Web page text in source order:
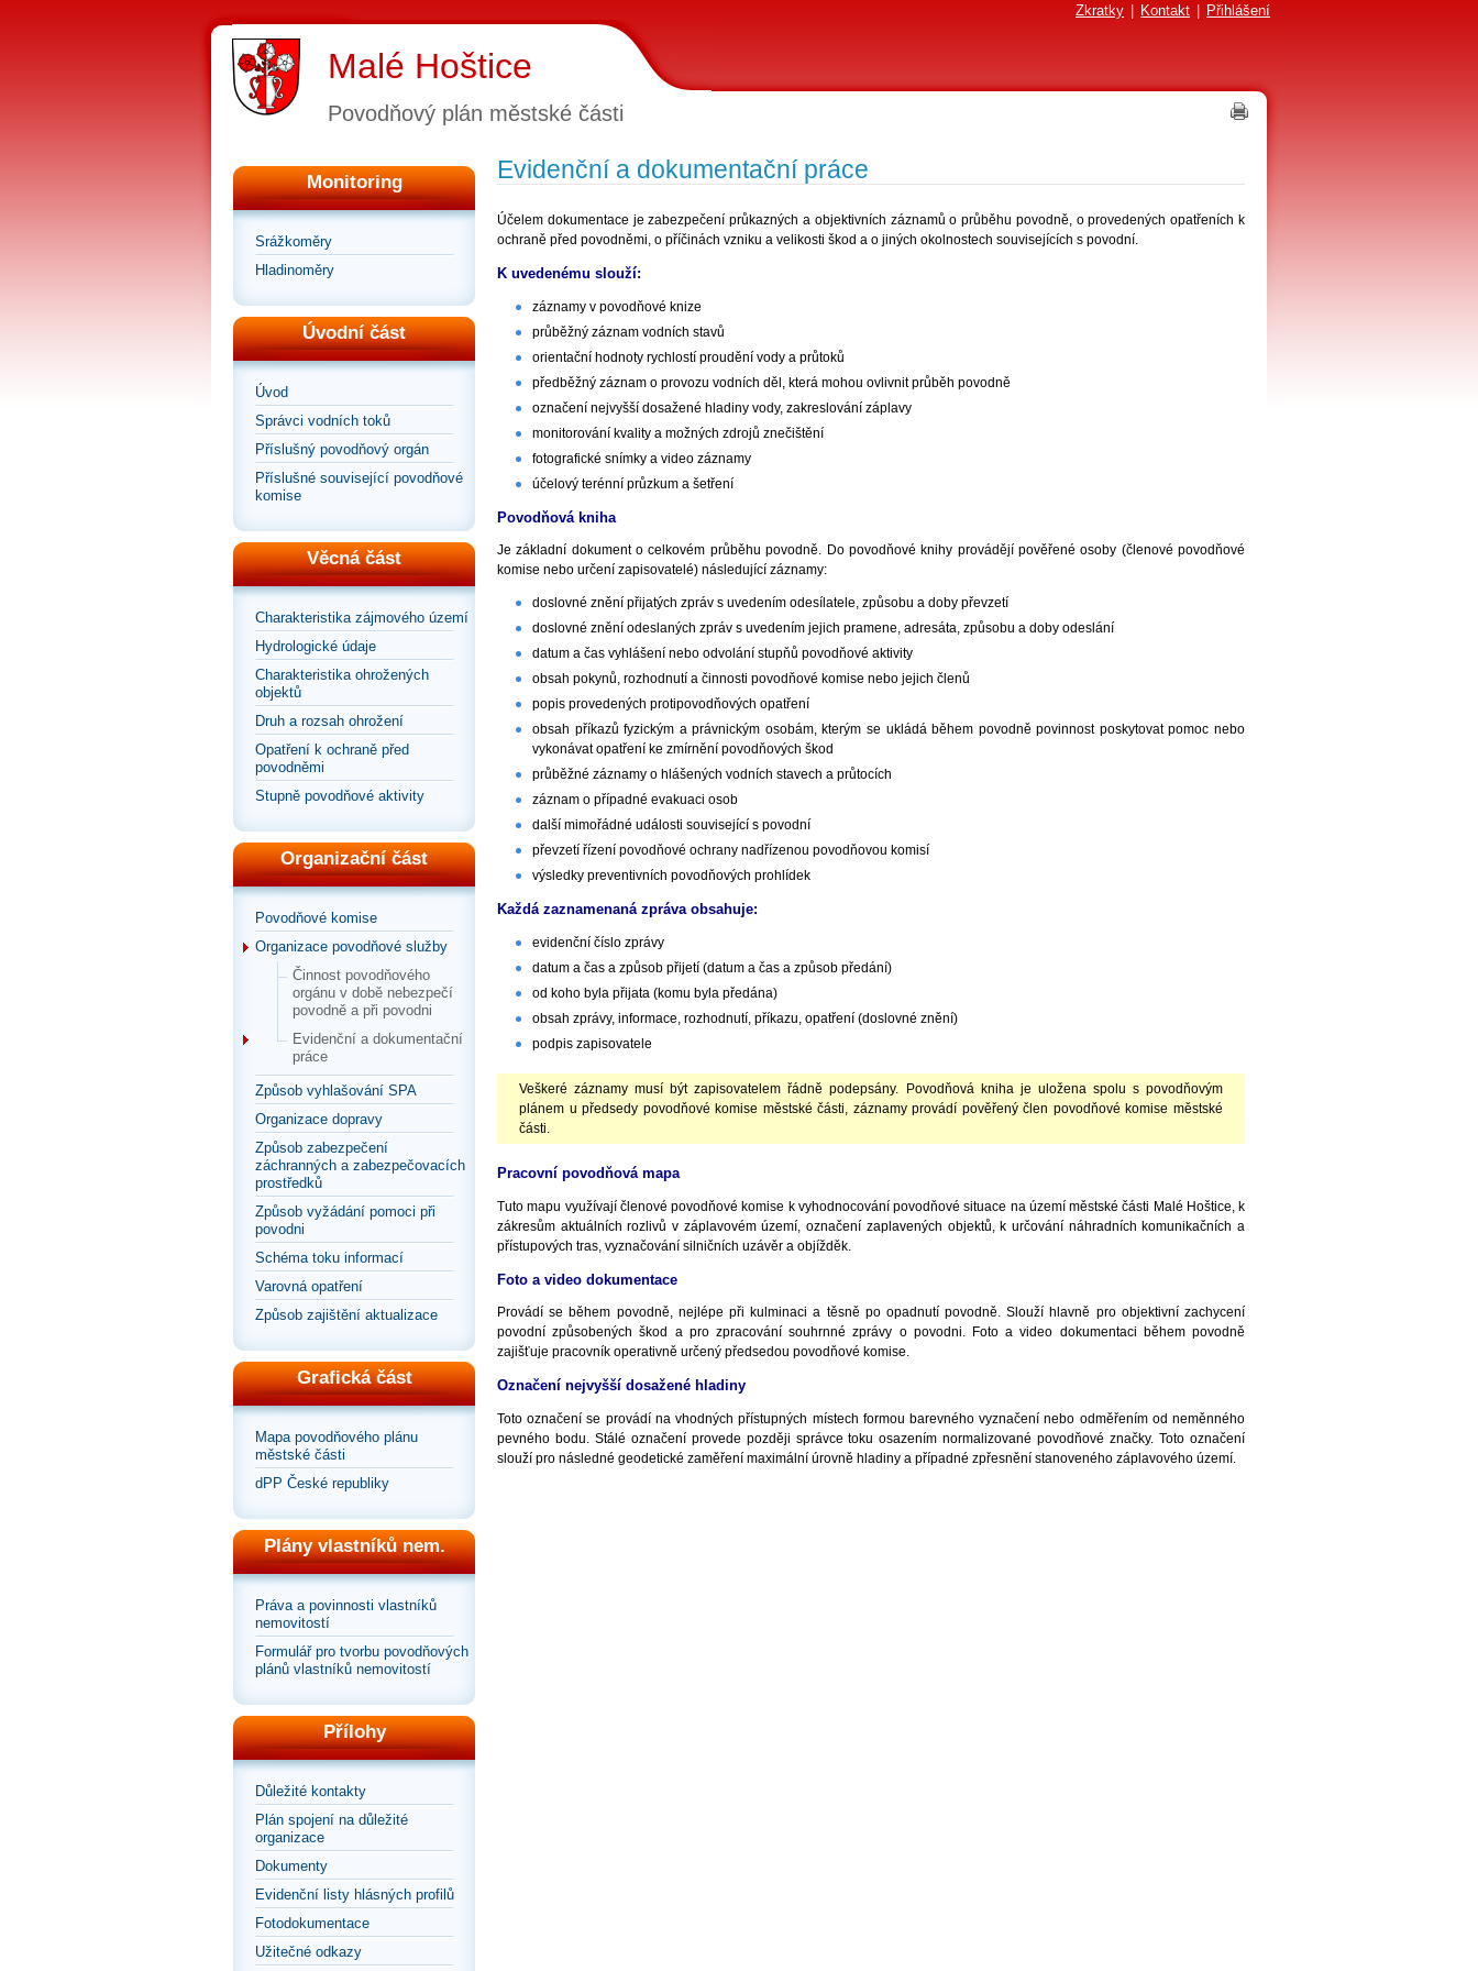
Zkratky Kontakt Přihlášení
Malé Hoštice
Povodňový plán městské části
Monitoring
Srážkoměry
Hladinoměry
Úvodní část
Úvod
Správci vodních toků
Příslušný povodňový orgán
Příslušné související povodňové
komise
Věcná část
Charakteristika zájmového území
Hydrologické údaje
Charakteristika ohrožených
objektů
Druh a rozsah ohrožení
Opatření k ochraně před
povodněmi
Stupně povodňové aktivity
Organizační část
Povodňové komise
Organizace povodňové služby
Činnost povodňového
orgánu v době nebezpečí
povodně a při povodni
Evidenční a dokumentační
práce
Způsob vyhlašování SPA
Organizace dopravy
Způsob zabezpečení
záchranných a zabezpečovacích
prostředků
Způsob vyžádání pomoci při
povodni
Schéma toku informací
Varovná opatření
Způsob zajištění aktualizace
Grafická část
Mapa povodňového plánu
městské části
dPP České republiky
Plány vlastníků nem.
Práva a povinnosti vlastníků
nemovitostí
Formulář pro tvorbu povodňových
plánů vlastníků nemovitostí
Přílohy
Důležité kontakty
Plán spojení na důležité
organizace
Dokumenty
Evidenční listy hlásných profilů
Fotodokumentace
Užitečné odkazy
Evidenční a dokumentační práce
Účelem dokumentace je zabezpečení průkazných a objektivních záznamů o průběhu povodně, o provedených opatřeních k
ochraně před povodněmi, o příčinách vzniku a velikosti škod a o jiných okolnostech souvisejících s povodní.
K uvedenému slouží:
záznamy v povodňové knize
průběžný záznam vodních stavů
orientační hodnoty rychlostí proudění vody a průtoků
předběžný záznam o provozu vodních děl, která mohou ovlivnit průběh povodně
označení nejvyšší dosažené hladiny vody, zakreslování záplavy
monitorování kvality a možných zdrojů znečištění
fotografické snímky a video záznamy
účelový terénní průzkum a šetření
Povodňová kniha
Je základní dokument o celkovém průběhu povodně. Do povodňové knihy provádějí pověřené osoby (členové povodňové
komise nebo určení zapisovatelé) následující záznamy:
doslovné znění přijatých zpráv s uvedením odesílatele, způsobu a doby převzetí
doslovné znění odeslaných zpráv s uvedením jejich pramene, adresáta, způsobu a doby odeslání
datum a čas vyhlášení nebo odvolání stupňů povodňové aktivity
obsah pokynů, rozhodnutí a činnosti povodňové komise nebo jejich členů
popis provedených protipovodňových opatření
obsah příkazů fyzickým a právnickým osobám, kterým se ukládá během povodně povinnost poskytovat pomoc nebo
vykonávat opatření ke zmírnění povodňových škod
průběžné záznamy o hlášených vodních stavech a průtocích
záznam o případné evakuaci osob
další mimořádné události související s povodní
převzetí řízení povodňové ochrany nadřízenou povodňovou komisí
výsledky preventivních povodňových prohlídek
Každá zaznamenaná zpráva obsahuje:
evidenční číslo zprávy
datum a čas a způsob přijetí (datum a čas a způsob předání)
od koho byla přijata (komu byla předána)
obsah zprávy, informace, rozhodnutí, příkazu, opatření (doslovné znění)
podpis zapisovatele
Veškeré záznamy musí být zapisovatelem řádně podepsány. Povodňová kniha je uložena spolu s povodňovým
plánem u předsedy povodňové komise městské části, záznamy provádí pověřený člen povodňové komise městské
části.
Pracovní povodňová mapa
Tuto mapu využívají členové povodňové komise k vyhodnocování povodňové situace na území městské části Malé Hoštice, k
zákresům aktuálních rozlivů v záplavovém území, označení zaplavených objektů, k určování náhradních komunikačních a
přístupových tras, vyznačování silničních uzávěr a objížděk.
Foto a video dokumentace
Provádí se během povodně, nejlépe při kulminaci a těsně po opadnutí povodně. Slouží hlavně pro objektivní zachycení
povodní způsobených škod a pro zpracování souhrnné zprávy o povodni. Foto a video dokumentaci během povodně
zajišťuje pracovník operativně určený předsedou povodňové komise.
Označení nejvyšší dosažené hladiny
Toto označení se provádí na vhodných přístupných místech formou barevného vyznačení nebo odměřením od neměnného
pevného bodu. Stálé označení provede později správce toku osazením normalizované povodňové značky. Toto označení
slouží pro následné geodetické zaměření maximální úrovně hladiny a případné zpřesnění stanoveného záplavového území.